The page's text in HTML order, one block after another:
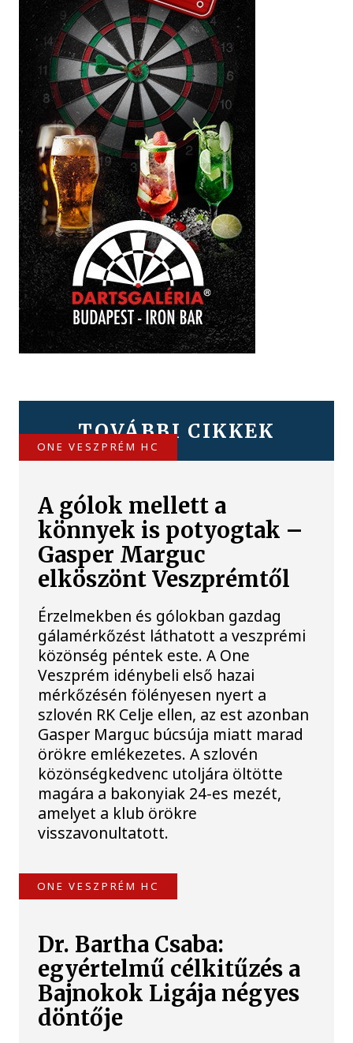
TOVÁBBI CIKKEK
ONE VESZPRÉM HC
A gólok mellett a
könnyek is potyogtak –
Gasper Marguc
elköszönt Veszprémtől
Érzelmekben és gólokban gazdag
gálamérkőzést láthatott a veszprémi
közönség péntek este. A One
Veszprém idénybeli első hazai
mérkőzésén fölényesen nyert a
szlovén RK Celje ellen, az est azonban
Gasper Marguc búcsúja miatt marad
örökre emlékezetes. A szlovén
közönségkedvenc utoljára öltötte
magára a bakonyiak 24-es mezét,
amelyet a klub örökre
visszavonultatott.
ONE VESZPRÉM HC
Dr. Bartha Csaba:
egyértelmű célkitűzés a
Bajnokok Ligája négyes
döntője